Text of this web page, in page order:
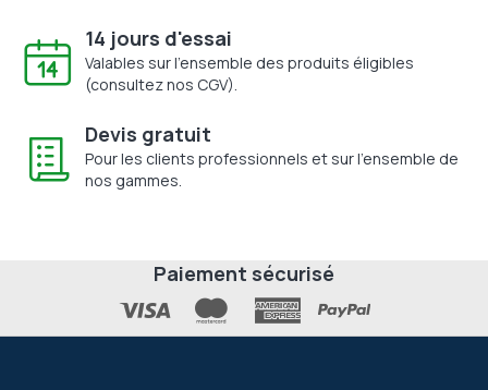
14 jours d'essai
Valables sur l'ensemble des produits éligibles
(consultez nos CGV).
Devis gratuit
Pour les clients professionnels et sur l'ensemble de
nos gammes.
Paiement sécurisé